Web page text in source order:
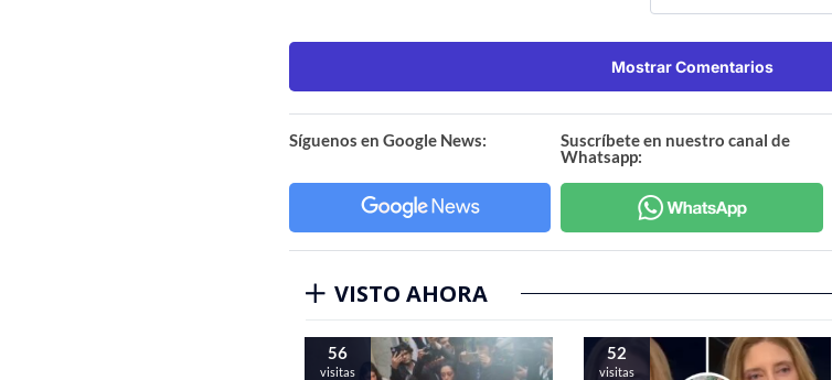
Mostrar Comentarios
Síguenos en Google News:
Suscríbete en nuestro canal de
Whatsapp:
VISTO AHORA
56
visitas
52
visitas